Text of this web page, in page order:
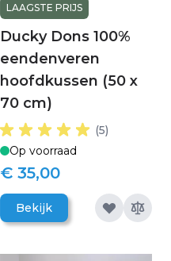
LAAGSTE PRIJS
Ducky Dons 100%
eendenveren
hoofdkussen (50 x
70 cm)
(5)
Op voorraad
€ 35,00
Bekijk